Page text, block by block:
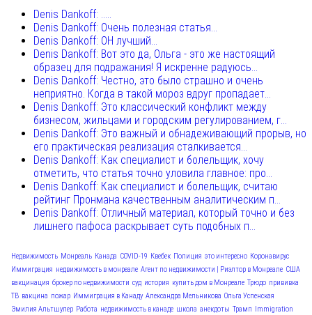
Denis Dankoff: .....
Denis Dankoff: Очень полезная статья...
Denis Dankoff: ОН лучший...
Denis Dankoff: Вот это да, Ольга - это же настоящий
образец для подражания! Я искренне радуюсь...
Denis Dankoff: Честно, это было страшно и очень
неприятно. Когда в такой мороз вдруг пропадает...
Denis Dankoff: Это классический конфликт между
бизнесом, жильцами и городским регулированием, г...
Denis Dankoff: Это важный и обнадеживающий прорыв, но
его практическая реализация сталкивается...
Denis Dankoff: Как специалист и болельщик, хочу
отметить, что статья точно уловила главное: про...
Denis Dankoff: Как специалист и болельщик, считаю
рейтинг Пронмана качественным аналитическим п...
Denis Dankoff: Отличный материал, который точно и без
лишнего пафоса раскрывает суть подобных п...
Недвижимость Монреаль Канада COVID-19 Квебек Полиция это интересно Коронавирус
Иммиграция недвижимость в монреале Агент по недвижимости | Риэлтор в Монреале США
вакцинация брокер по недвижимости суд история купить дом в Монреале Трюдо прививка
ТВ вакцина пожар Иммиграция в Канаду Александра Мельникова Ольга Успенская
Эмилия Альтшулер Работа недвижимость в канаде школа анекдоты Трамп
Immigration